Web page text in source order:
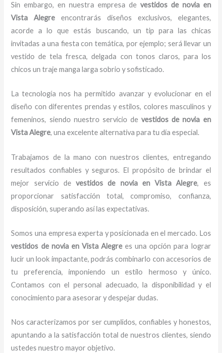
Sin embargo, en nuestra empresa de vestidos de noviaen
Vista Alegreencontrarás diseños exclusivos, elegantes,
acorde a lo que estás buscando, un tip para las chicas
invitadas a una fiesta con temática, por ejemplo; será llevar un
vestido de tela fresca, delgada con tonos claros, para los
chicos un traje manga larga sobrio y sofisticado.
La tecnología nos ha permitido avanzar y evolucionar en el
diseño con diferentes prendas y estilos, colores masculinos y
femeninos, siendo nuestro servicio devestidos de novia en
Vista Alegre, una excelente alternativa para tu día especial.
Trabajamos de la mano con nuestros clientes, entregando
resultados confiables y seguros. El propósito de brindar el
mejor servicio devestidos de noviaen Vista Alegre, es
proporcionar satisfacción total, compromiso, confianza,
disposición, superando así las expectativas.
Somos una empresa experta y posicionada en el mercado. Los
vestidos de novia en Vista Alegrees una opción para lograr
lucir un look impactante, podrás combinarlo con accesorios de
tu preferencia, imponiendo un estilo hermoso y único.
Contamos con el personal adecuado, la disponibilidad y el
conocimiento para asesorar y despejar dudas.
Nos caracterizamos por ser cumplidos, confiables y honestos,
apuntando a la satisfacción total de nuestros clientes, siendo
ustedes nuestro mayor objetivo.